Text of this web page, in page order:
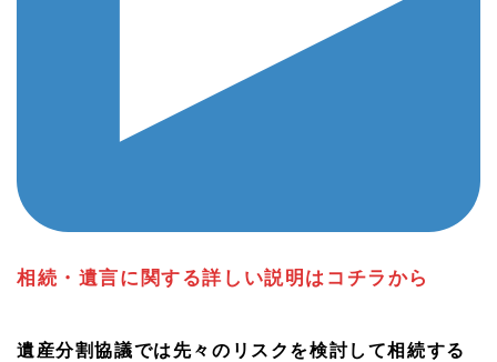
相続・遺言に関する詳しい説明はコチラから
遺産分割協議では先々のリスクを検討して相続する